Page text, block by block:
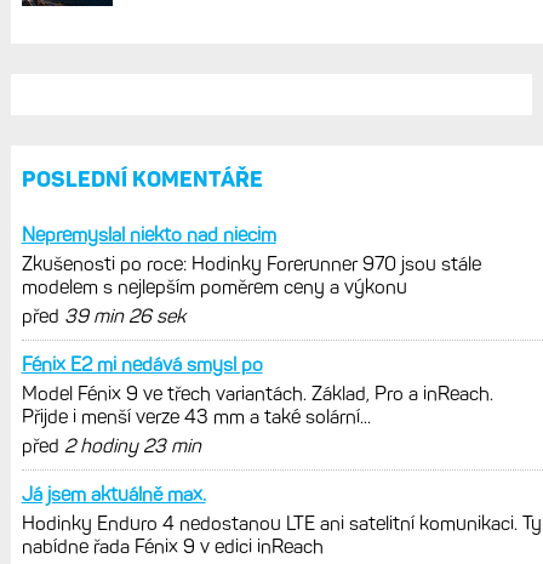
Garmin poprvé překonal hranici
300 dolarů. Cena akcií za devět
měsíců výrazně vzrostla